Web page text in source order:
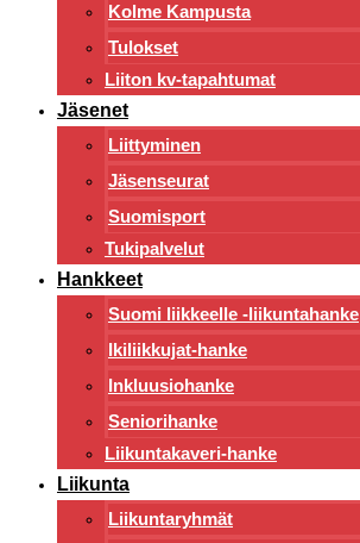
Kolme Kampusta
Tulokset
Liiton kv-tapahtumat
Jäsenet
Liittyminen
Jäsenseurat
Suomisport
Tukipalvelut
Hankkeet
Suomi liikkeelle -liikuntahanke
Ikiliikkujat-hanke
Inkluusiohanke
Seniorihanke
Liikuntakaveri-hanke
Liikunta
Liikuntaryhmät